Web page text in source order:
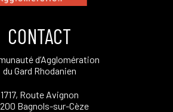
CONTACT
d’Agglomération
du Gard Rhodanien
1717, Route Avignon
Bagnols-sur-Cèze